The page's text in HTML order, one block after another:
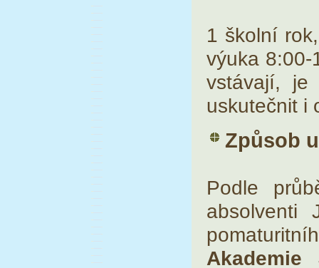
1 školní
výuka 8:00-
vstávají, je
uskutečnit i
Způsob
Podle
absolventi
Akademie